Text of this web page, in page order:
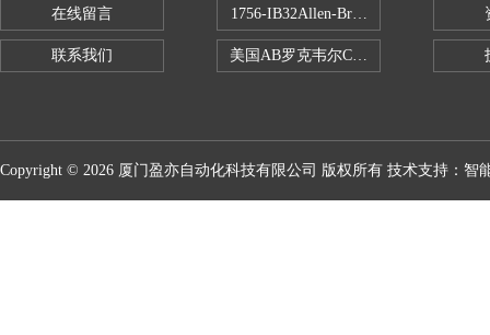
在线留言
联系我们
1756-IB32Allen-Bradley1756IB32数字
美国AB罗克韦尔CPU处理器
Copyright © 2026 厦门盈亦自动化科技有限公司 版权所有 技术支持： 智